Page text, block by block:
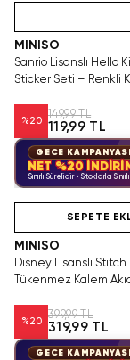
MINISO
Sanrio Lisanslı Hello
Sticker Seti – Renkli
%20
149,99 TL
119,99 TL
GECE KAMPANYASI
NET %20
Sınırlı Sürelidir • Stoklarla
SEPETE
MINISO
Disney Lisanslı
Tükenmez Kalem
%20
399,99 TL
319,99 TL
GECE KAMPANYASI